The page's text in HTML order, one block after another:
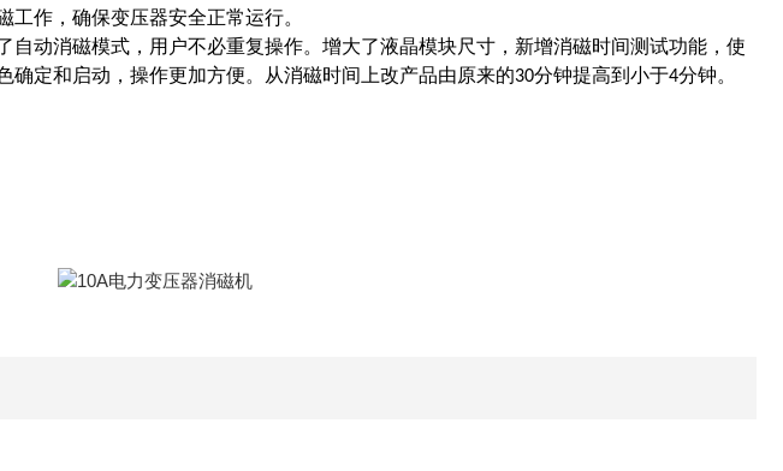
作，确保变压器安全正常运行。
自动消磁模式，用户不必重复操作。增大了液晶模块尺寸，新增消磁时间测试功能，使
确定和启动，操作更加方便。从消磁时间上改产品由原来的30分钟提高到小于4分钟。